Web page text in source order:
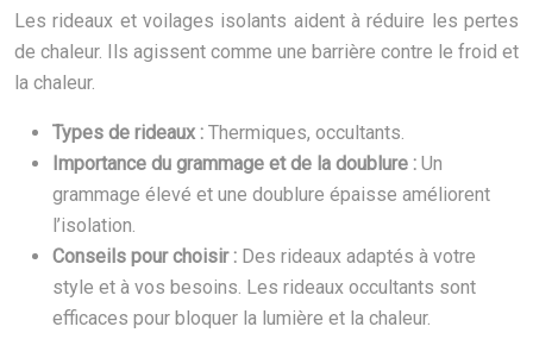
Les rideaux et voilages isolants aident à réduire les pertes
de chaleur. Ils agissent comme une barrière contre le froid et
la chaleur.
Types de rideaux : Thermiques, occultants.
Importance du grammage et de la doublure : Un
grammage élevé et une doublure épaisse améliorent
l’isolation.
Conseils pour choisir : Des rideaux adaptés à votre
style et à vos besoins. Les rideaux occultants sont
efficaces pour bloquer la lumière et la chaleur.